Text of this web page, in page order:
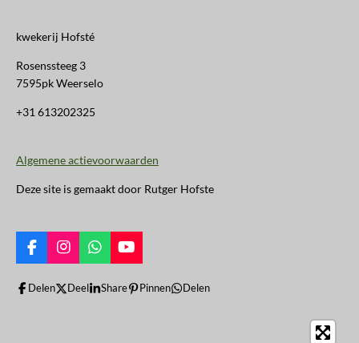
kwekerij Hofsté
Rosenssteeg 3
7595pk Weerselo
+31 613202325
Algemene actievoorwaarden
Deze site is gemaakt door Rutger Hofste
F
a
c
I
n
s
t
W
h
a
t
Y
o
u
T
Delen Deel Share Pinnen Delen